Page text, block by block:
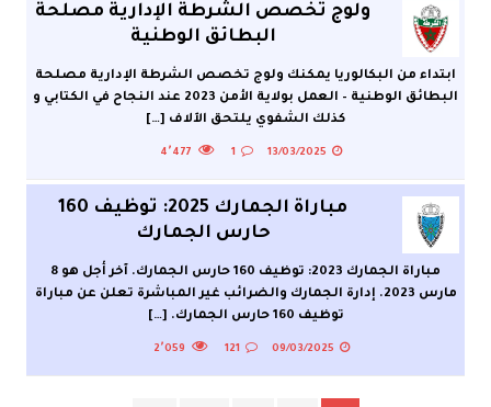
ولوج تخصص الشرطة الإدارية مصلحة
البطائق الوطنية
ابتداء من البكالوريا يمكنك ولوج تخصص الشرطة الإدارية مصلحة
البطائق الوطنية – العمل بولاية الأمن 2023 عند النجاح في الكتابي و
كذلك الشفوي يلتحق الآلاف […]
13/03/2025
1 4٬477
مباراة الجمارك 2025: توظيف 160
حارس الجمارك
مباراة الجمارك 2023: توظيف 160 حارس الجمارك. آخر أجل هو 8
مارس 2023. إدارة الجمارك والضرائب غير المباشرة تعلن عن مباراة
توظيف 160 حارس الجمارك.
[…]
09/03/2025
121 2٬059